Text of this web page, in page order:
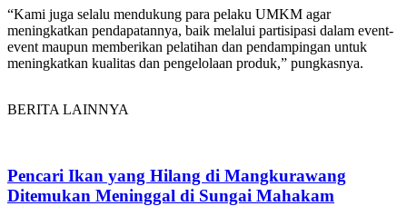
“Kami juga selalu mendukung para pelaku UMKM agar
meningkatkan pendapatannya, baik melalui partisipasi dalam event-
event maupun memberikan pelatihan dan pendampingan untuk
meningkatkan kualitas dan pengelolaan produk,” pungkasnya.
BERITA LAINNYA
Pencari Ikan yang Hilang di Mangkurawang
Ditemukan Meninggal di Sungai Mahakam